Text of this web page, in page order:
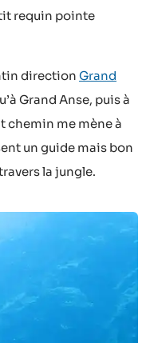
requin pointe
direction Grand
Grand Anse, puis à
chemin me mène à
un guide mais bon
la jungle.